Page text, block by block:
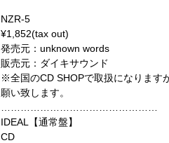
NZR-5
¥1,852(tax out)
発売元：unknown words
販売元：ダイキサウンド
※全国のCD SHOPで取扱になります
願い致します。
IDEAL【通常盤】
CD